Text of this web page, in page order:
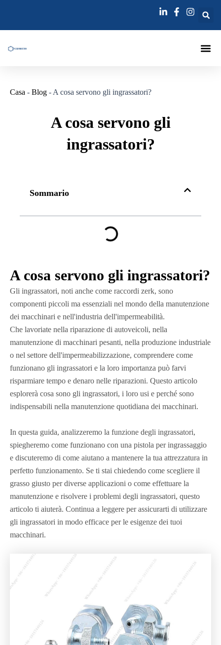
contenuto
Casa - Blog - A cosa servono gli ingrassatori?
A cosa servono gli
ingrassatori?
Sommario
A cosa servono gli ingrassatori?
Gli ingrassatori, noti anche come raccordi zerk, sono
componenti piccoli ma essenziali nel mondo della manutenzione
dei macchinari e nell'industria dell'impermeabilità.
Che lavoriate nella riparazione di autoveicoli, nella
manutenzione di macchinari pesanti, nella produzione industriale
o nel settore dell'impermeabilizzazione, comprendere come
funzionano gli ingrassatori e la loro importanza può farvi
risparmiare tempo e denaro nelle riparazioni. Questo articolo
esplorerà cosa sono gli ingrassatori, i loro usi e perché sono
indispensabili nella manutenzione quotidiana dei macchinari.
In questa guida, analizzeremo la funzione degli ingrassatori,
spiegheremo come funzionano con una pistola per ingrassaggio
e discuteremo di come aiutano a mantenere la tua attrezzatura in
perfetto funzionamento. Se ti stai chiedendo come scegliere il
grasso giusto per diverse applicazioni o come effettuare la
manutenzione e risolvere i problemi degli ingrassatori, questo
articolo ti aiuterà. Continua a leggere per assicurarti di utilizzare
gli ingrassatori in modo efficace per le esigenze dei tuoi
macchinari.